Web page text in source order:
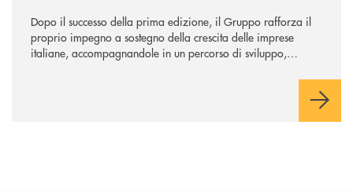
Dopo il successo della prima edizione, il Gruppo rafforza il
proprio impegno a sostegno della crescita delle imprese
italiane, accompagnandole in un percorso di sviluppo,